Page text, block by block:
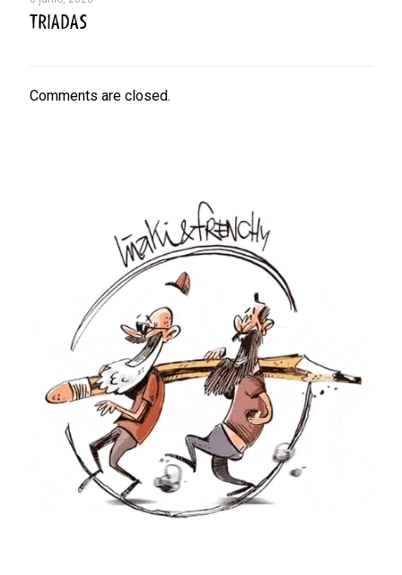
TRIADAS
Comments are closed.